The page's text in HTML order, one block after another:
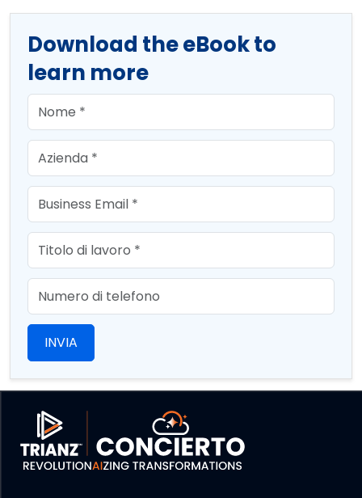
Download the eBook to
learn more
First Name
Company
Email
Job Title
Phone